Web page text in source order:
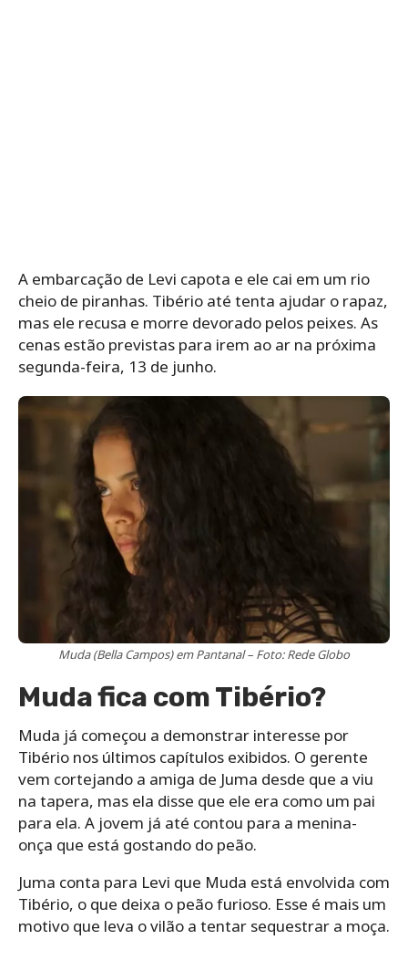
A embarcação de Levi capota e ele cai em um rio
cheio de piranhas. Tibério até tenta ajudar o rapaz,
mas ele recusa e morre devorado pelos peixes. As
cenas estão previstas para irem ao ar na próxima
segunda-feira, 13 de junho.
Muda (Bella Campos) em Pantanal – Foto: Rede Globo
Muda fica com Tibério?
Muda já começou a demonstrar interesse por
Tibério nos últimos capítulos exibidos. O gerente
vem cortejando a amiga de Juma desde que a viu
na tapera, mas ela disse que ele era como um pai
para ela. A jovem já até contou para a menina-
onça que está gostando do peão.
Juma conta para Levi que Muda está envolvida com
Tibério, o que deixa o peão furioso. Esse é mais um
motivo que leva o vilão a tentar sequestrar a moça.